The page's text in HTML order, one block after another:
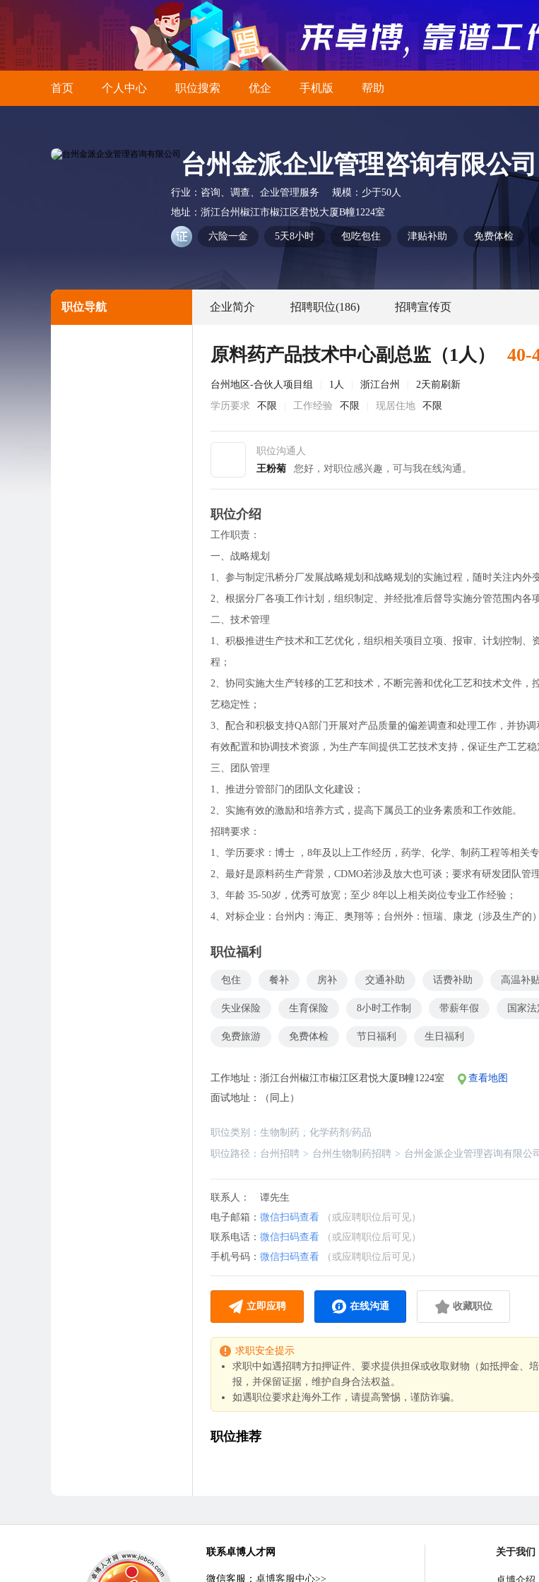
首页 个人中心 职位搜索 优企 手机版 帮助
台州金派企业管理咨询有限公司
行业： 咨询、调查、企业管理服务 规模： 少于50人
地址： 浙江台州椒江市椒江区君悦大厦B幢1224室
六险一金 5天8小时 包吃包住 津贴补助 免费体检
职位导航 企业简介 招聘职位(186) 招聘宣传页
原料药产品技术中心副总监（1人） 40-
台州地区-合伙人项目组 1人 浙江台州
2天前刷新
学历要求
不限 工作经验 不限 现居住地 不限
职位沟通人
王粉菊
您好，对职位感兴趣，可与我在线沟通。
职位介绍
工作职责：
一、战略规划
1、参与制定汛桥分厂发展战略规划和战略规划的实施过程，随时关注内外
2、根据分厂各项工作计划，组织制定、并经批准后督导实施分管范围内各
二、技术管理
1、积极推进生产技术和工艺优化，组织相关项目立项、报审、计划控制
程；
2、协同实施大生产转移的工艺和技术，不断完善和优化工艺和技术文件
艺稳定性；
3、配合和积极支持QA部门开展对产品质量的偏差调查和处理工作，并协
有效配置和协调技术资源，为生产车间提供工艺技术支持，保证生产工艺稳
三、团队管理
1、推进分管部门的团队文化建设；
2、实施有效的激励和培养方式，提高下属员工的业务素质和工作效能。
招聘要求：
1、学历要求：博士 ，8年及以上工作经历，药学、化学、制药工程等相关专
2、最好是原料药生产背景，CDMO若涉及放大也可谈；要求有研发团队管
3、年龄 35-50岁，优秀可放宽；至少 8年以上相关岗位专业工作经验；
4、对标企业：台州内：海正、奥翔等；台州外：恒瑞、康龙（涉及生产的
职位福利
包住 餐补 房补 交通补助 话费补助 高温补
失业保险 生育保险 8小时工作制 带薪年假 国家
免费旅游 免费体检 节日福利 生日福利
工作地址： 浙江台州椒江市椒江区君悦大厦B幢1224室
查看地图
面试地址：
（同上）
职位类别： 生物制药 ; 化学药剂/药品
职位路径： 台州招聘 > 台州生物制药招聘 > 台州金派企业管理咨询有限公
联系人：
谭先生
电子邮箱： 微信扫码查看
（或应聘职位后可见）
联系电话： 微信扫码查看
（或应聘职位后可见）
手机号码： 微信扫码查看 （或应聘职位后可见）
立即应聘 在线沟通 收藏职位
求职安全提示
求职中如遇招聘方扣押证件、要求提供担保或收取财物（如抵押金、
报，并保留证据，维护自身合法权益。
如遇职位要求赴海外工作，请提高警惕，谨防诈骗。
职位推荐
联系卓博人才网
微信客服： 卓博客服中心>>
关于我们